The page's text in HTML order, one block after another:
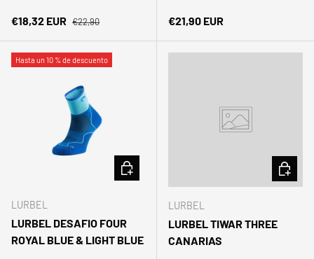
Precio de venta
€18,32 EUR Precio normal
€22,90 Precio normal
€21,90 EUR
Hasta un 10 % de descuento
LURBEL
LURBEL DESAFIO FOUR
ROYAL BLUE & LIGHT BLUE
ELEGIR OPCIONES
LURBEL
LURBEL TIWAR THREE
CANARIAS
ELEGIR